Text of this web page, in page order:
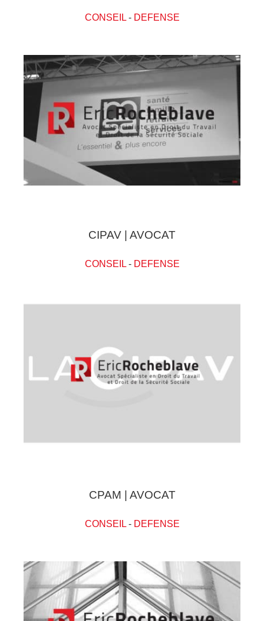
CONSEIL- DEFENSE
CIPAV | AVOCAT
CONSEIL- DEFENSE
CPAM | AVOCAT
CONSEIL- DEFENSE